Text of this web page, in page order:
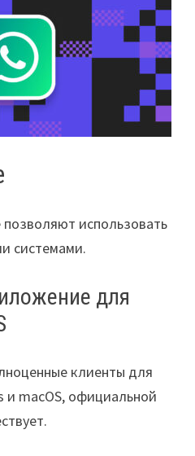
использовать
системами.
для
клиенты для
и macOS, официальной